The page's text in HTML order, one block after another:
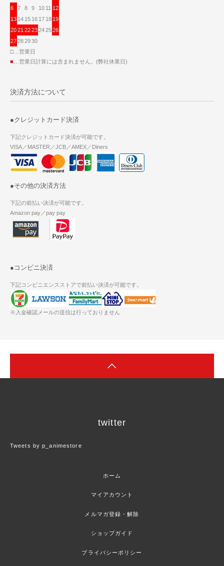
6
7 8 9 10 11 12
13 14 15 16 17 18 19
2021 2223242526
27282930
□…営業日
■ …営業日計算には含まれません。(弊社休業日)
決済方法について
●クレジットカード決済
下記クレジットカード決済が可能です。
VISA／MASTER／JCB／AMEX／Diners
●その他の決済方法
下記の前払い決済が可能です。
Amazon pay／pay pay
●コンビニ決済
下記コンビニエンスストアで前払い決済が可能です。
※入金確認メールの送信は行っておりません
twitter
Tweets by p_animestore
ホーム
マイアカウント
メルマガ登録・解除
ショップガイド
プライバシーポリシー